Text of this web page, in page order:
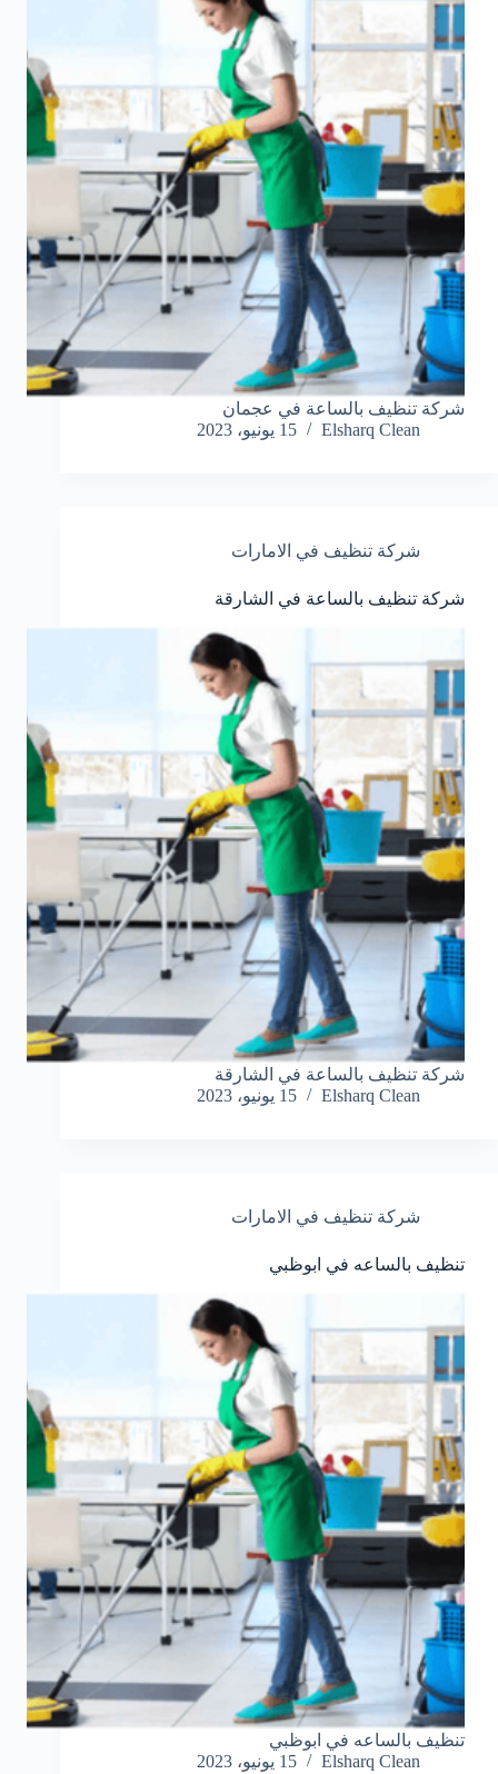
شركة تنظيف بالساعة في عجمان
Elsharq Clean
15 يونيو، 2023
شركة تنظيف في الامارات
شركة تنظيف بالساعة في الشارقة
شركة تنظيف بالساعة في الشارقة
Elsharq Clean
15 يونيو، 2023
شركة تنظيف في الامارات
تنظيف بالساعه في ابوظبي
تنظيف بالساعه في ابوظبي
Elsharq Clean
15 يونيو، 2023